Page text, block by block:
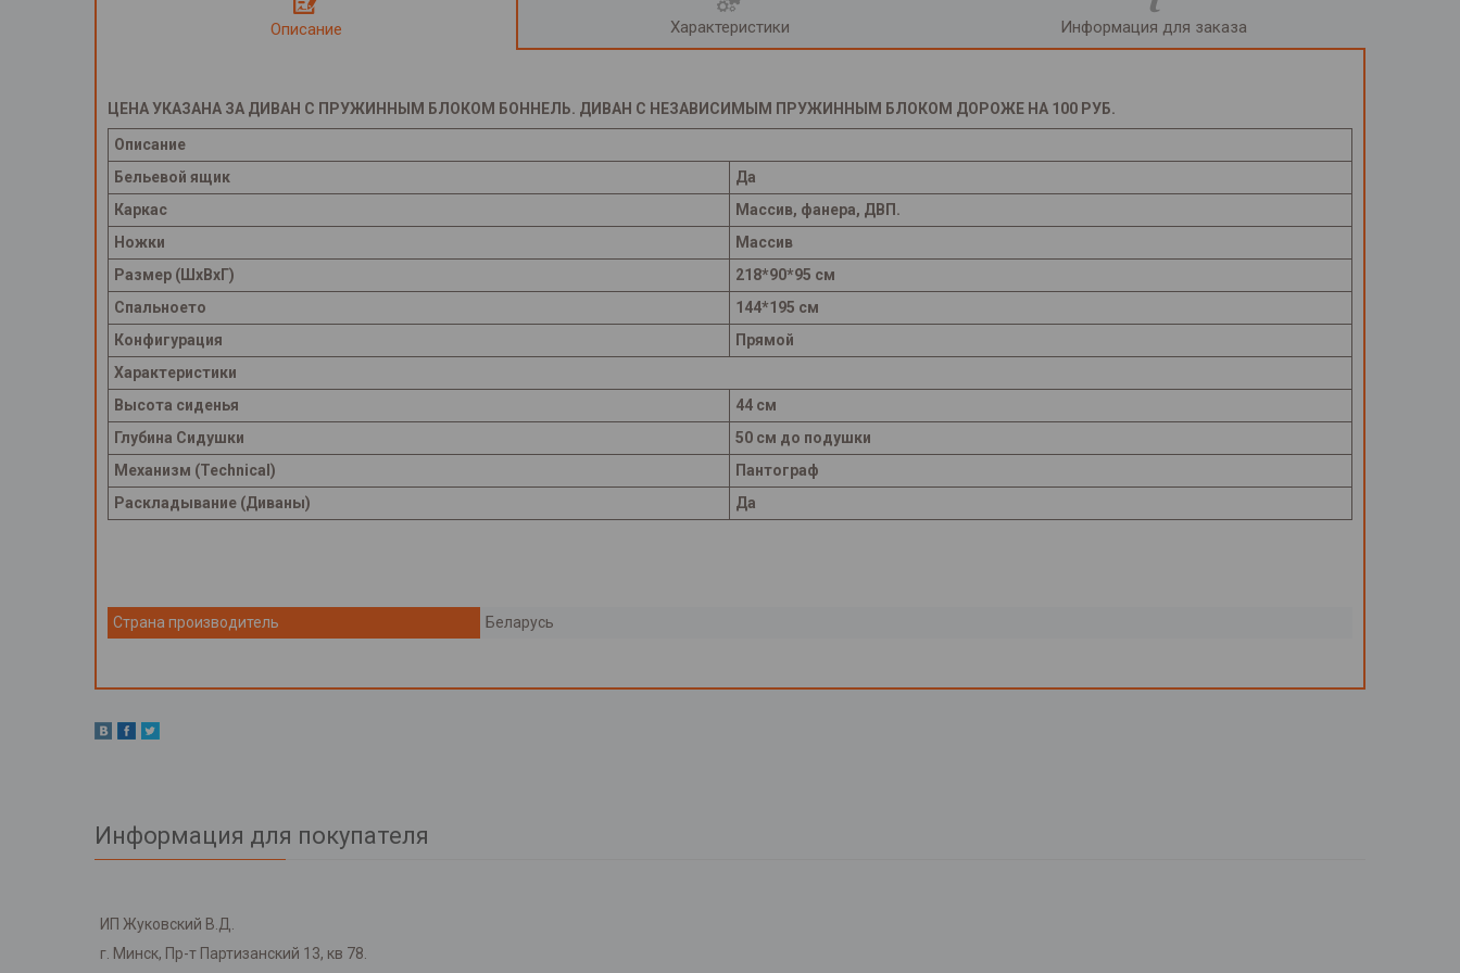
Описание Характеристики Информация для заказа
ЦЕНА УКАЗАНА ЗА ДИВАН С ПРУЖИННЫМ БЛОКОМ БОННЕЛЬ. ДИВАН С НЕЗАВИСИМЫМ ПРУЖИННЫМ БЛОКОМ ДОРОЖЕ НА 100 РУБ.
Описание
Бельевой ящик
Да
Каркас
Массив, фанера, ДВП.
Ножки
Массив
Размер (ШхВхГ)
218*90*95 см
Спальноето
144*195 см
Конфигурация
Прямой
Характеристики
Высота сиденья
44 см
Глубина Сидушки
50 см до подушки
Механизм (Technical)
Пантограф
Раскладывание (Диваны)
Да
Страна производитель Беларусь
Информация для покупателя
ИП Жуковский В.Д.
г. Минск, Пр-т Партизанский 13, кв 78.